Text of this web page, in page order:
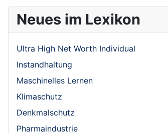
Neues im Lexikon
Ultra High Net Worth Individual
Instandhaltung
Maschinelles Lernen
Klimaschutz
Denkmalschutz
Pharmaindustrie